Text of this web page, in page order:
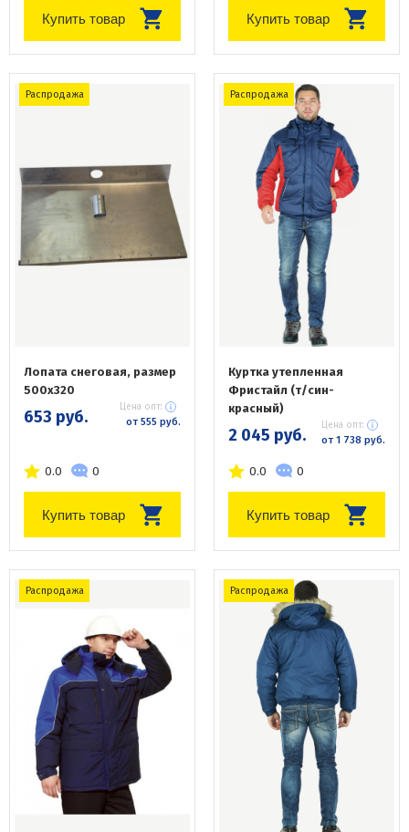
Купить товар Купить товар
Распродажа
Лопата снеговая, размер
500х320
653 руб. Цена опт:
от 555 руб.
0.0 0
Купить товар
Распродажа
Куртка утепленная
Фристайл (т/син-
красный)
2 045 руб. Цена опт:
от 1 738 руб.
0.0 0
Купить товар
Распродажа Распродажа